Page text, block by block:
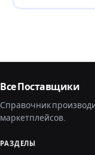
Все Поставщики
Справочник
маркетплейсов.
РАЗДЕЛЫ